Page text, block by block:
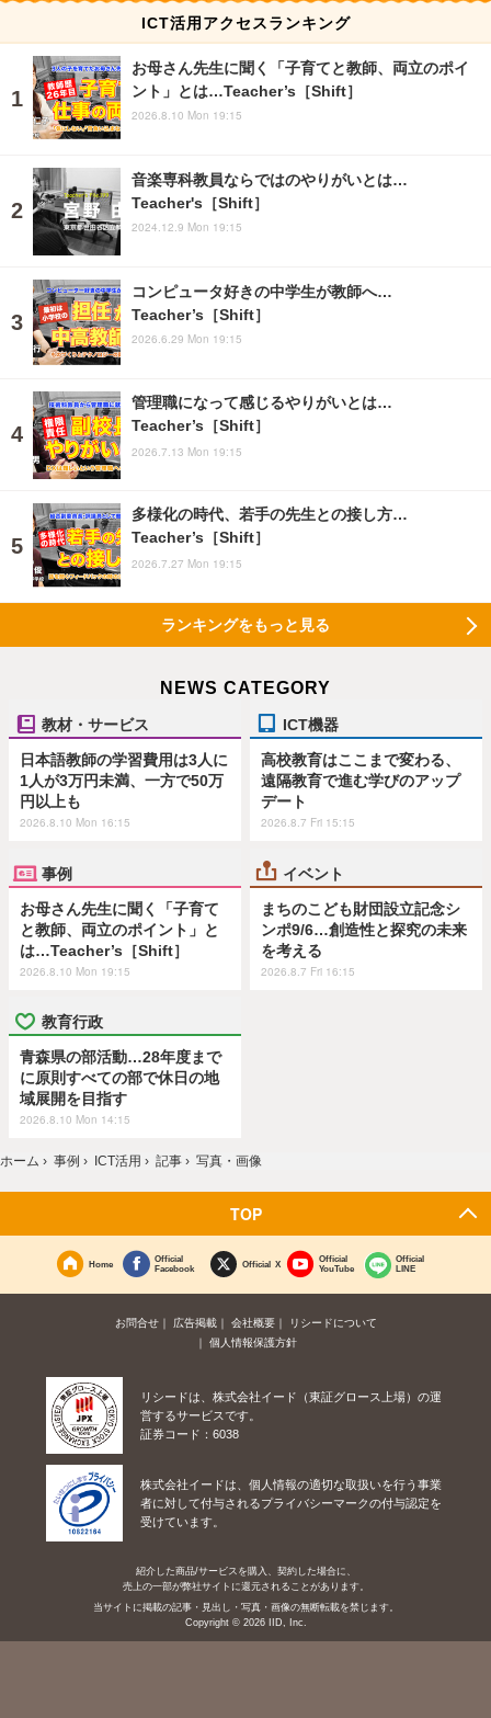
ICT活用アクセスランキング
お母さん先生に聞く「子育てと教師、両立のポイ
ント」とは…Teacher’s［Shift］
2026.8.10 Mon 19:15
音楽専科教員ならではのやりがいとは…
Teacher's［Shift］
2024.12.9 Mon 19:15
コンピュータ好きの中学生が教師へ…
Teacher’s［Shift］
2026.6.29 Mon 19:15
管理職になって感じるやりがいとは…
Teacher’s［Shift］
2026.7.13 Mon 19:15
多様化の時代、若手の先生との接し方…
Teacher’s［Shift］
2026.7.27 Mon 19:15
ランキングをもっと見る
NEWS CATEGORY
教材・サービス
日本語教師の学習費用は3人に
1人が3万円未満、一方で50万
円以上も
2026.8.10 Mon 16:15
ICT機器
高校教育はここまで変わる、
遠隔教育で進む学びのアップ
デート
2026.8.7 Fri 15:15
事例
お母さん先生に聞く「子育て
と教師、両立のポイント」と
は…Teacher’s［Shift］
2026.8.10 Mon 19:15
イベント
まちのこども財団設立記念シ
ンポ9/6…創造性と探究の未来
を考える
2026.8.7 Fri 16:15
教育行政
青森県の部活動…28年度まで
に原則すべての部で休日の地
域展開を目指す
2026.8.10 Mon 14:15
ホーム › 事例 › ICT活用 › 記事 › 写真・画像
TOP
Home
Official
Facebook
Official X
Official
YouTube
Official
LINE
お問合せ 広告掲載 会社概要
リシードについて
個人情報保護方針
リシードは、株式会社イード（東証グロース上場）の運
営するサービスです。
証券コード：6038
株式会社イードは、個人情報の適切な取扱いを行う事業
者に対して付与されるプライバシーマークの付与認定を
受けています。
紹介した商品/サービスを購入、契約した場合に、
売上の一部が弊社サイトに還元されることがあります。
当サイトに掲載の記事・見出し・写真・画像の無断転載を禁じます。
Copyright © 2026 IID, Inc.